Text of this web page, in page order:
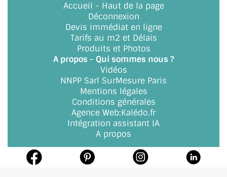
Accueil - Haut de la page
Déconnexion
Devis immédiat en ligne
Tarifs au m2 et Délais
Produits et Photos
A propos - Qui sommes nous ?
Vidéos
NNPP Sarl SurMesure Paris
Mentions légales
Conditions générales
Agence Web:Kalédo.fr
Intégration assistant IA
A propos